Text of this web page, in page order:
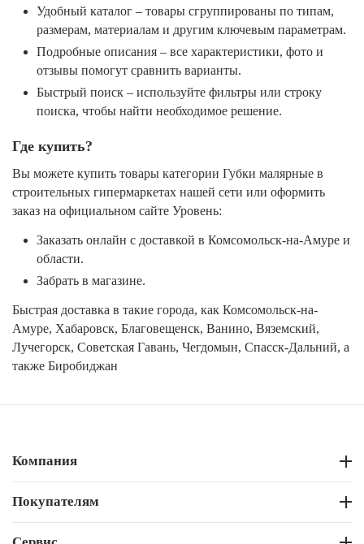
Удобный каталог – товары сгруппированы по типам,
размерам, материалам и другим ключевым параметрам.
Подробные описания – все характеристики, фото и
отзывы помогут сравнить варианты.
Быстрый поиск – используйте фильтры или строку
поиска, чтобы найти необходимое решение.
Где купить?
Вы можете купить товары категории Губки малярные в
строительных гипермаркетах нашей сети или оформить
заказ на официальном сайте Уровень:
Заказать онлайн с доставкой в Комсомольск-на-Амуре и
области.
Забрать в магазине.
Быстрая доставка в такие города, как Комсомольск-на-
Амуре, Хабаровск, Благовещенск, Ванино, Вяземский,
Лучегорск, Советская Гавань, Чегдомын, Спасск-Дальний, а
также Биробиджан
Компания
Покупателям